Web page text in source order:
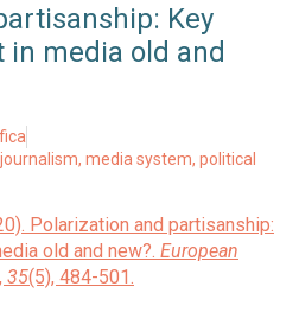
Key
media old and
journalism, media system, political
Polarization and partisanship:
old and new?. European
, 35(5), 484-501.